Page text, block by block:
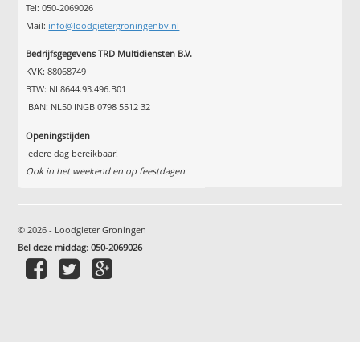
Tel: 050-2069026
Mail: info@loodgietergroningenbv.nl
Bedrijfsgegevens TRD Multidiensten B.V.
KVK: 88068749
BTW: NL8644.93.496.B01
IBAN: NL50 INGB 0798 5512 32
Openingstijden
Iedere dag bereikbaar!
Ook in het weekend en op feestdagen
© 2026 - Loodgieter Groningen
Bel deze middag:050-2069026